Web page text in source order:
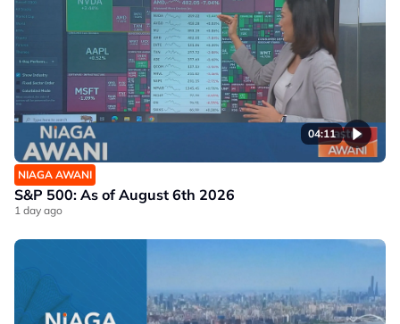
04:11
NIAGA AWANI
S&P 500: As of August 6th 2026
1 day ago